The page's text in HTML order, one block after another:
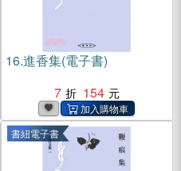
16.進香集(電子書)
7
154
書紐電子書